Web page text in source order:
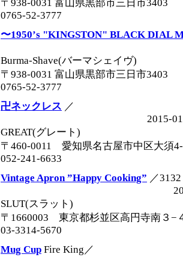
〒938-0031 富山県黒部市三日市3403
0765-52-3777
〜1950’s "KINGSTON" BLACK DIAL
Burma-Shave(バーマシェイヴ)
〒938-0031 富山県黒部市三日市3403
0765-52-3777
卍ネックレス ／
2015-
GREAT(グレート)
〒460-0011 愛知県名古屋市中区大須
052-241-6633
Vintage Apron ”Happy Cooking” ／3132
SLUT(スラット)
〒1660003 東京都杉並区高円寺南３−
03-3314-5670
Mug Cup Fire King／